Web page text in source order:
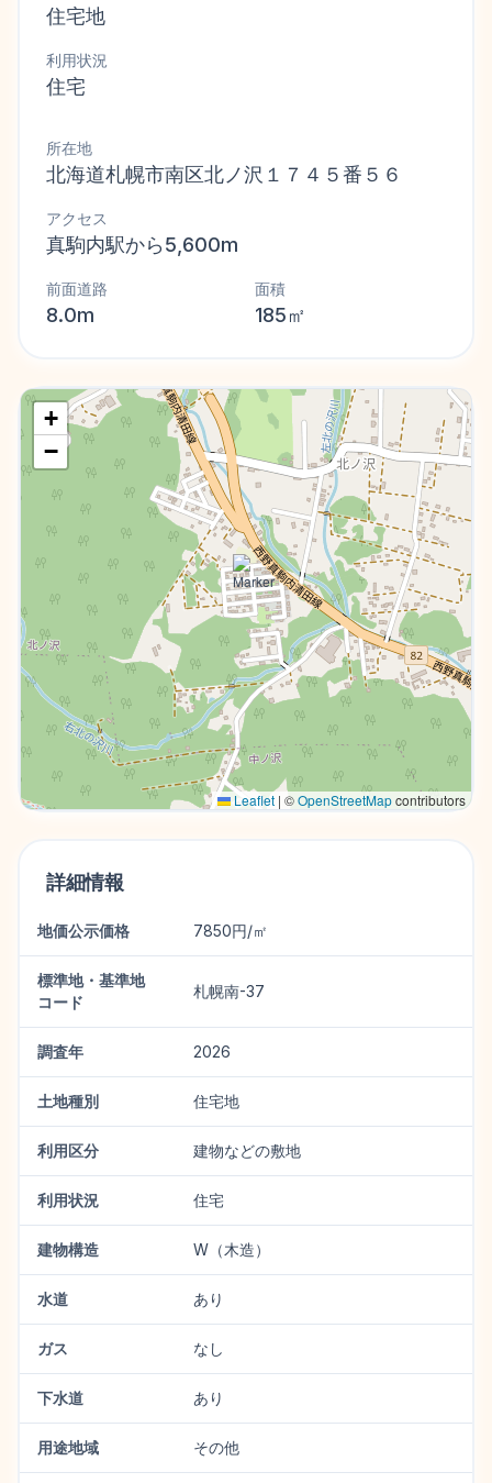
住宅地
利用状況
住宅
所在地
北海道札幌市南区北ノ沢１７４５番５６
アクセス
真駒内駅から5,600m
前面道路
8.0m
面積
185㎡
+
−
Leaflet | ©OpenStreetMapcontributors
詳細情報
地価公示価格 7850円/㎡
標準地・基準地
コード
札幌南-37
調査年 2026
土地種別 住宅地
利用区分 建物などの敷地
利用状況 住宅
建物構造 W（木造）
水道 あり
ガス なし
下水道 あり
用途地域 その他